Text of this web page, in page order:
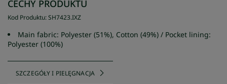
CECHY PRODUKTU
Kod Produktu:SH7423.IXZ
Main fabric: Polyester (51%), Cotton (49%) / Pocket lining:
Polyester (100%)
SZCZEGÓŁY I PIELĘGNACJA